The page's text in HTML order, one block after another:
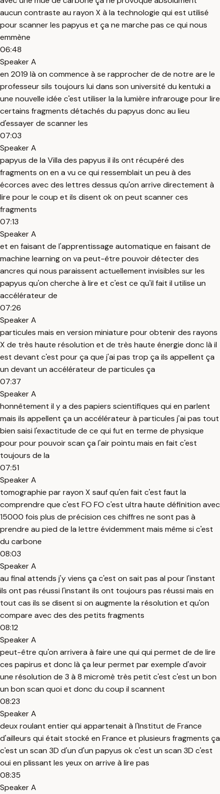
aucun contraste au rayon X à la technologie qui est utilisé
pour scanner les papyus et ça ne marche pas ce qui nous
emmène
06:48
Speaker A
en 2019 là on commence à se rapprocher de de notre are le
professeur sils toujours lui dans son université du kentuki a
une nouvelle idée c'est utiliser la la lumière infrarouge pour lire
certains fragments détachés du papyus donc au lieu
d'essayer de scanner les
07:03
Speaker A
papyus de la Villa des papyus il ils ont récupéré des
fragments on en a vu ce qui ressemblait un peu à des
écorces avec des lettres dessus qu'on arrive directement à
lire pour le coup et ils disent ok on peut scanner ces
fragments
07:13
Speaker A
et en faisant de l'apprentissage automatique en faisant de
machine learning on va peut-être pouvoir détecter des
ancres qui nous paraissent actuellement invisibles sur les
papyus qu'on cherche à lire et c'est ce qu'il fait il utilise un
accélérateur de
07:26
Speaker A
particules mais en version miniature pour obtenir des rayons
X de très haute résolution et de très haute énergie donc là il
est devant c'est pour ça que j'ai pas trop ça ils appellent ça
un devant un accélérateur de particules ça
07:37
Speaker A
honnêtement il y a des papiers scientifiques qui en parlent
mais ils appellent ça un accélérateur à particules j'ai pas tout
bien saisi l'exactitude de ce qui fut en terme de physique
pour pour pouvoir scan ça l'air pointu mais en fait c'est
toujours de la
07:51
Speaker A
tomographie par rayon X sauf qu'en fait c'est faut la
comprendre que c'est FO FO c'est ultra haute définition avec
15000 fois plus de précision ces chiffres ne sont pas à
prendre au pied de la lettre évidemment mais même si c'est
du carbone
08:03
Speaker A
au final attends j'y viens ça c'est on sait pas al pour l'instant
ils ont pas réussi l'instant ils ont toujours pas réussi mais en
tout cas ils se disent si on augmente la résolution et qu'on
compare avec des des petits fragments
08:12
Speaker A
peut-être qu'on arrivera à faire une qui qui permet de de lire
ces papirus et donc là ça leur permet par exemple d'avoir
une résolution de 3 à 8 micromè très petit c'est c'est un bon
un bon scan quoi et donc du coup il scannent
08:23
Speaker A
deux roulant entier qui appartenait à l'Institut de France
d'ailleurs qui était stocké en France et plusieurs fragments ça
c'est un scan 3D d'un d'un papyus ok c'est un scan 3D c'est
oui en plissant les yeux on arrive à lire pas
08:35
Speaker A